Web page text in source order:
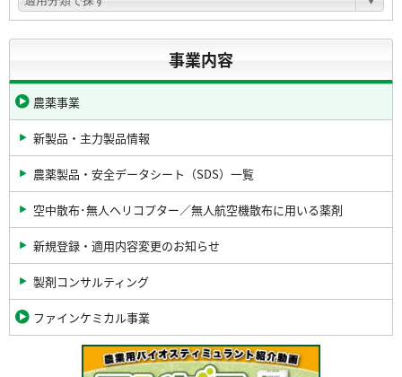
事業内容
農薬事業
新製品・主力製品情報
農薬製品・安全データシート（SDS）一覧
空中散布･無人ヘリコプター／無人航空機散布に用いる薬剤
新規登録・適用内容変更のお知らせ
製剤コンサルティング
ファインケミカル事業